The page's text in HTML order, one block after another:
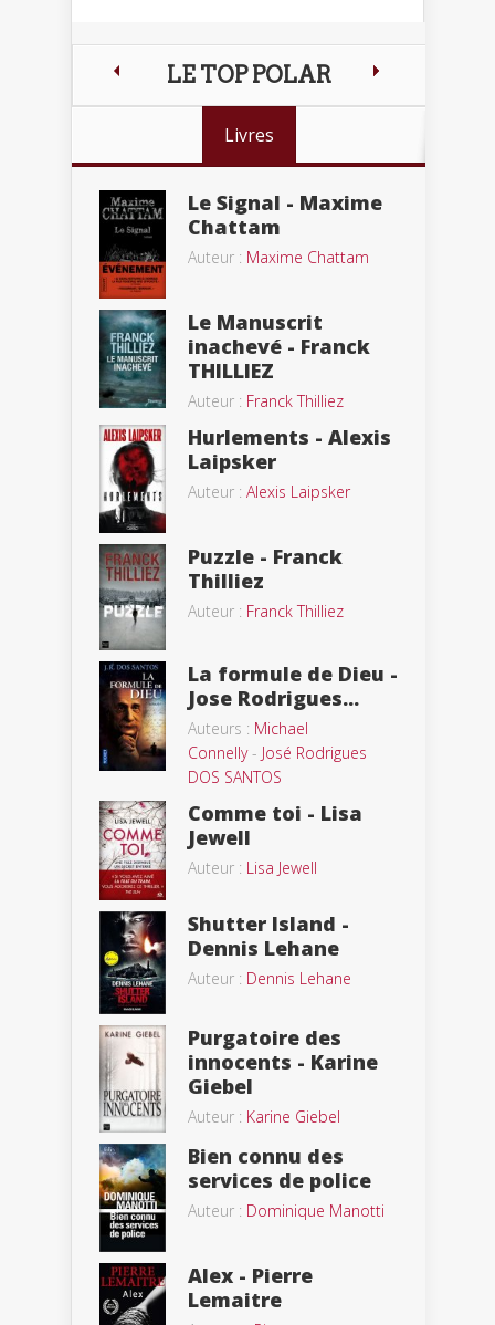
LE TOP POLAR
Livres
Le Signal - Maxime
Chattam
Auteur : Maxime Chattam
Le Manuscrit
inachevé - Franck
THILLIEZ
Auteur : Franck Thilliez
Hurlements - Alexis
Laipsker
Auteur : Alexis Laipsker
Puzzle - Franck
Thilliez
Auteur : Franck Thilliez
La formule de Dieu -
Jose Rodrigues...
Auteurs : Michael
Connelly- José Rodrigues
DOS SANTOS
Comme toi - Lisa
Jewell
Auteur : Lisa Jewell
Shutter Island -
Dennis Lehane
Auteur : Dennis Lehane
Purgatoire des
innocents - Karine
Giebel
Auteur : Karine Giebel
Bien connu des
services de police
Auteur : Dominique Manotti
Alex - Pierre
Lemaitre